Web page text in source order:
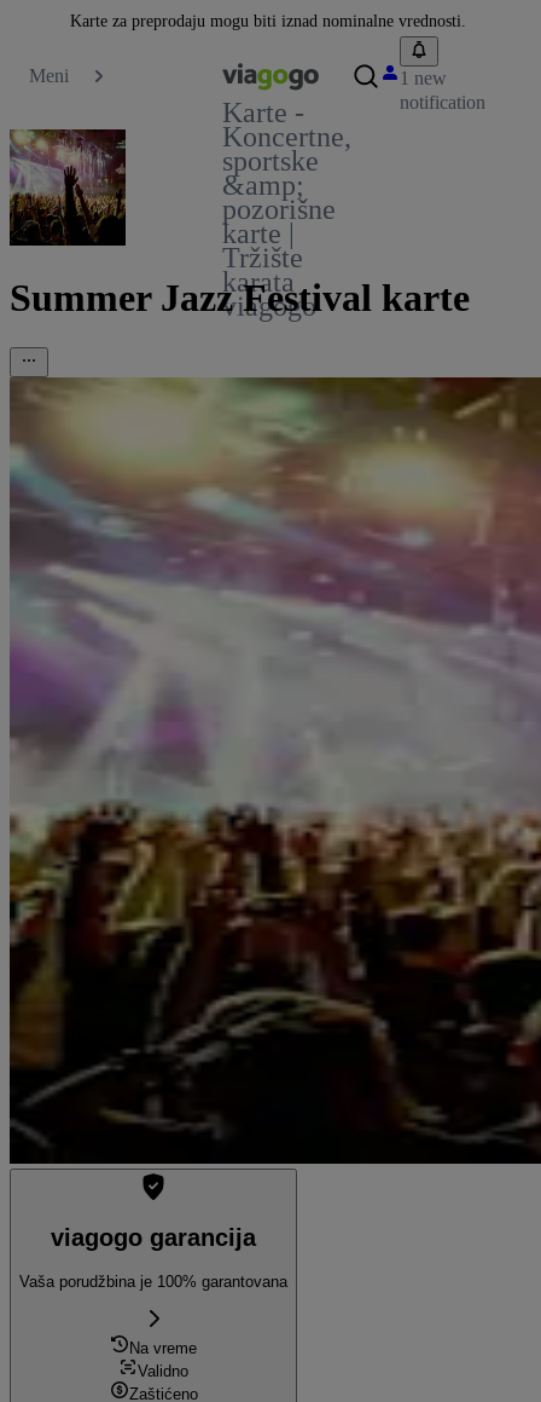
Karte za preprodaju mogu biti iznad nominalne vrednosti.
Meni
Karte -
Koncertne,
sportske
&amp;
pozorišne
karte |
Tržište
karata
viagogo
1 new
notification
Summer Jazz Festival karte
viagogo garancija
Vaša porudžbina je 100% garantovana
Na vreme
Validno
Zaštićeno